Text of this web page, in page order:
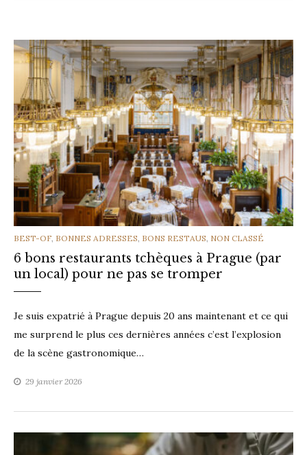
CATEGORIES
BEST-OF, BONNES ADRESSES, BONS RESTAUS, NON CLASSÉ
6 bons restaurants tchèques à Prague (par
un local) pour ne pas se tromper
Je suis expatrié à Prague depuis 20 ans maintenant et ce qui
me surprend le plus ces dernières années c’est l’explosion
de la scène gastronomique…
29 janvier 2026